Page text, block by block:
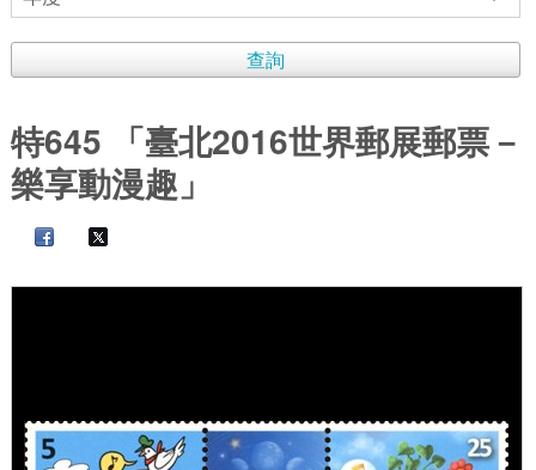
特645 「臺北2016世界郵展郵票－
樂享動漫趣」